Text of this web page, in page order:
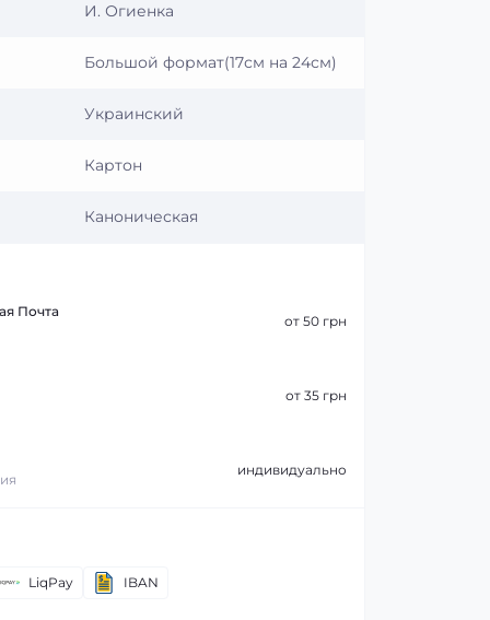
И. Огиенка
Большой формат(17см на 24см)
Украинский
Картон
Каноническая
Почта
от 50 грн
от 35 грн
индивидуально
LiqPay IBAN